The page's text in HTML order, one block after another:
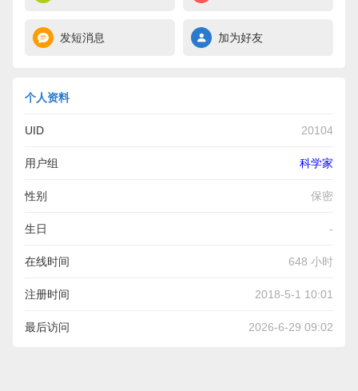
发短消息 加为好友
个人资料
UID 20104
用户组 科学家
性别 保密
生日 -
在线时间 648 小时
注册时间 2018-5-1 10:01
最后访问 2026-6-29 09:02